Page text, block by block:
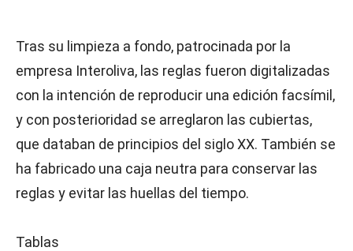
Tras su limpieza a fondo, patrocinada por la
empresa Interoliva, las reglas fueron digitalizadas
con la intención de reproducir una edición facsímil,
y con posterioridad se arreglaron las cubiertas,
que databan de principios del siglo XX. También se
ha fabricado una caja neutra para conservar las
reglas y evitar las huellas del tiempo.
Tablas